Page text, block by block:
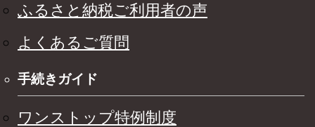
ふるさと納税ご利用者の声
よくあるご質問
手続きガイド
ワンストップ特例制度